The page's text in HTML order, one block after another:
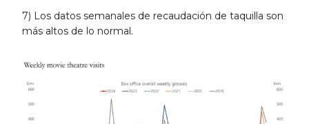
7) Los datos semanales de recaudación de taquilla son
más altos de lo normal.